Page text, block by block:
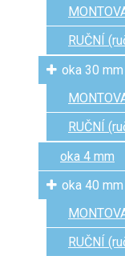
RUČNÍ
oka 30 mm
RUČNÍ
oka 4 mm
oka 40 mm
RUČNÍ